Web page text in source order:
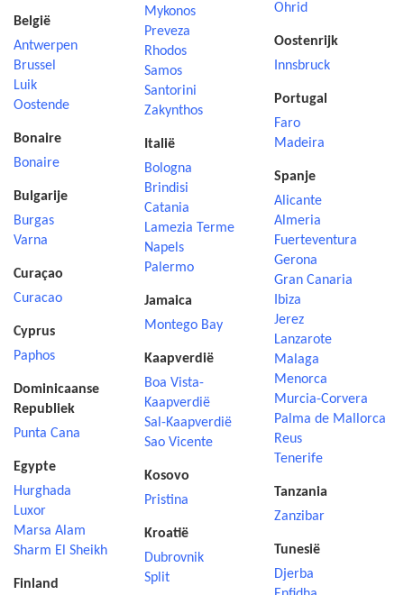
België
Antwerpen
Brussel
Luik
Oostende
Bonaire
Bonaire
Bulgarije
Burgas
Varna
Curaçao
Curacao
Cyprus
Paphos
Dominicaanse
Republiek
Punta Cana
Egypte
Hurghada
Luxor
Marsa Alam
Sharm El Sheikh
Finland
Mykonos
Preveza
Rhodos
Samos
Santorini
Zakynthos
Italië
Bologna
Brindisi
Catania
Lamezia Terme
Napels
Palermo
Jamaica
Montego Bay
Kaapverdië
Boa Vista-
Kaapverdië
Sal-Kaapverdië
Sao Vicente
Kosovo
Pristina
Kroatië
Dubrovnik
Split
Ohrid
Oostenrijk
Innsbruck
Portugal
Faro
Madeira
Spanje
Alicante
Almeria
Fuerteventura
Gerona
Gran Canaria
Ibiza
Jerez
Lanzarote
Malaga
Menorca
Murcia-Corvera
Palma de Mallorca
Reus
Tenerife
Tanzania
Zanzibar
Tunesië
Djerba